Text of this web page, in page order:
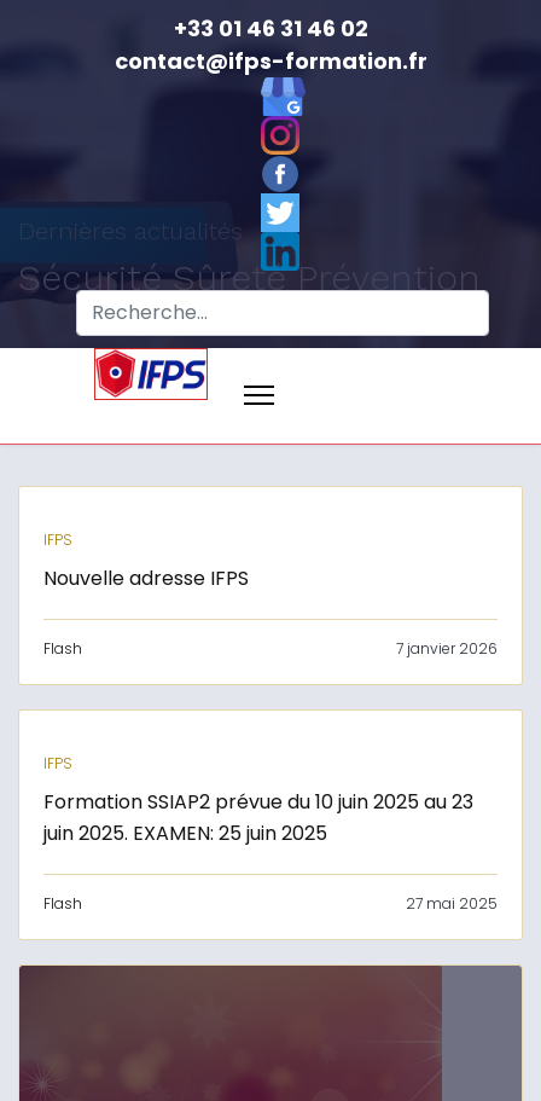
+33 01 46 31 46 02
contact@ifps-formation.fr
Dernières actualités
Sécurité Sûreté Prévention
IFPS
Nouvelle adresse IFPS
Flash 7 janvier 2026
IFPS
Formation SSIAP2 prévue du 10 juin 2025 au 23
juin 2025. EXAMEN: 25 juin 2025
Flash 27 mai 2025